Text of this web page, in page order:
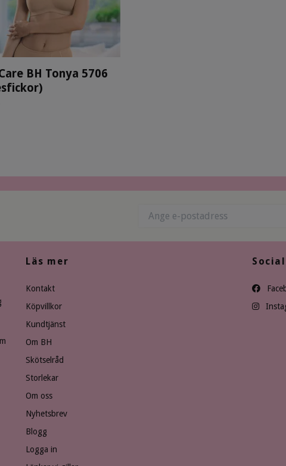
BH Tonya 5706
Läs mer
Kontakt
Köpvillkor
Kundtjänst
Om BH
Skötselråd
Storlekar
Om oss
Nyhetsbrev
Blogg
Logga in